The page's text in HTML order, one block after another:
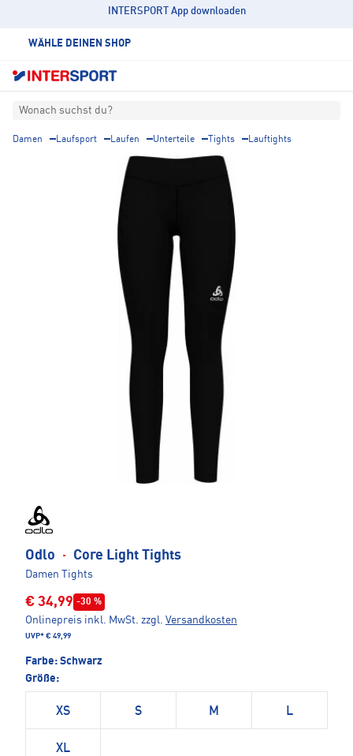
INTERSPORT App downloaden
WÄHLE DEINEN SHOP
Wonach suchst du?
Damen Laufsport Laufen Unterteile Tights Lauftights
Odlo · Core Light Tights
Damen Tights
€ 34,99 -30 %
Onlinepreis inkl. MwSt. zzgl. Versandkosten
UVP* € 49,99
Farbe: Schwarz
Größe:
XS S M L
XL